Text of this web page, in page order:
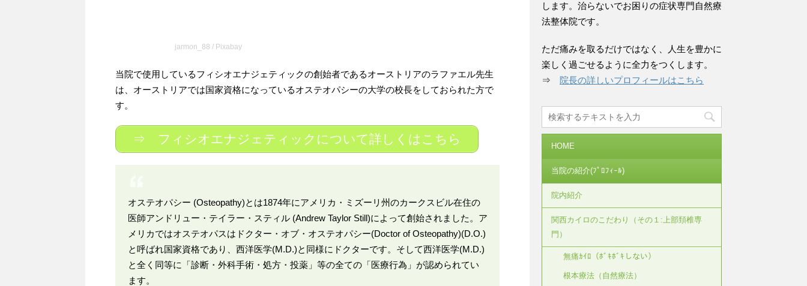
jarmon_88 / Pixabay
当院で使用しているフィシオエナジェティックの創始者であるオーストリアのラファエル先生
は、オーストリアでは国家資格になっているオステオパシーの大学の校長をしておられた方で
す。
⇒ フィシオエナジェティックについて詳しくはこちら
オステオパシー (Osteopathy)とは1874年にアメリカ・ミズーリ州のカークスビル在住の
医師アンドリュー・テイラー・スティル (Andrew Taylor Still)によって創始されました。ア
メリカではオステオパスはドクター・オブ・オステオパシー(Doctor of Osteopathy)(D.O.)
と呼ばれ国家資格であり、西洋医学(M.D.)と同様にドクターです。そして西洋医学(M.D.)
と全く同等に「診断・外科手術・処方・投薬」等の全ての「医療行為」が認められてい
ます。
します。治らないでお困りの症状専門自然療
法整体院です。
ただ痛みを取るだけではなく、人生を豊かに
楽しく過ごせるように全力をつくします。
⇒ 院長の詳しいプロフィールはこちら
HOME
当院の紹介(ﾌﾟﾛﾌｨｰﾙ)
院内紹介
関西カイロのこだわり（その１:上部頚椎専
門）
無痛ｶｲﾛ（ﾎﾞｷﾎﾞｷしない）
根本療法（自然療法）